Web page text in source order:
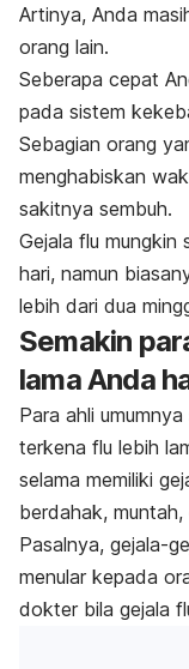
Artinya, Anda
orang lain.
Seberapa cepat
pada sistem
Sebagian orang
menghabiskan
sakitnya sembuh.
Gejala flu mungkin
hari, namun
lebih dari dua
Semakin
lama Anda
Para ahli
terkena flu lebih
selama memiliki
berdahak,
Pasalnya, gejala-
menular kepada
dokter bila gejala